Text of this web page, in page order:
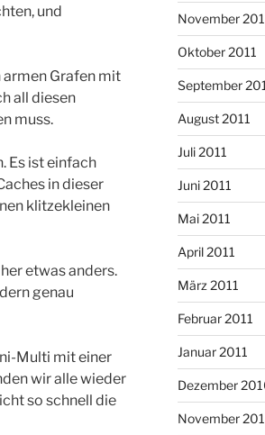
und
armen Grafen mit
all diesen
muss.
Es ist einfach
in dieser
klitzekleinen
etwas anders.
genau
Multi mit einer
wir alle wieder
so schnell die
November
Oktober 2011
September
August 2011
Juli 2011
Juni 2011
Mai 2011
April 2011
März 2011
Februar 2011
Januar 2011
Dezember
November